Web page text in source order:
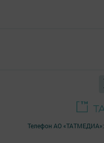
Телефон АО «ТАТМЕДИА»: